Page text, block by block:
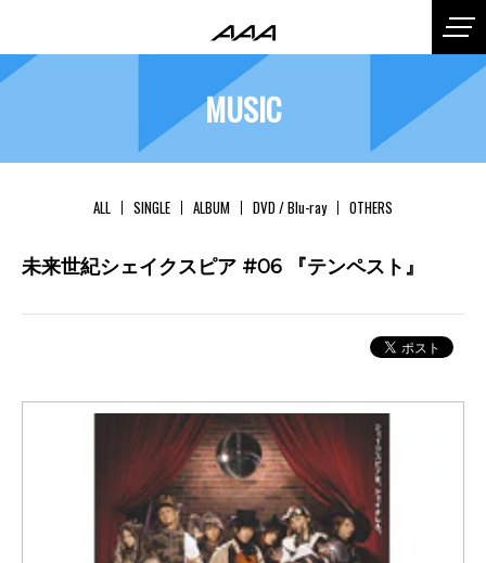
MUSIC
ALL SINGLE ALBUM DVD / Blu-ray OTHERS
未来世紀シェイクスピア #06 『テンペスト』